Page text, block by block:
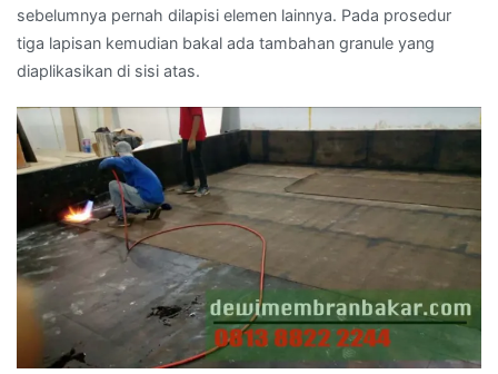
sebelumnya pernah dilapisi elemen lainnya. Pada prosedur
tiga lapisan kemudian bakal ada tambahan granule yang
diaplikasikan di sisi atas.